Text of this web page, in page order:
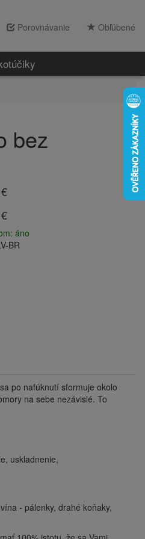
Porovnávanie Obľúbené
bez
áno
BR
po nafúknutí sformuje okolo
na sebe nezávislé. To
uskladnenie,
- pálenky, drahé koňaky,